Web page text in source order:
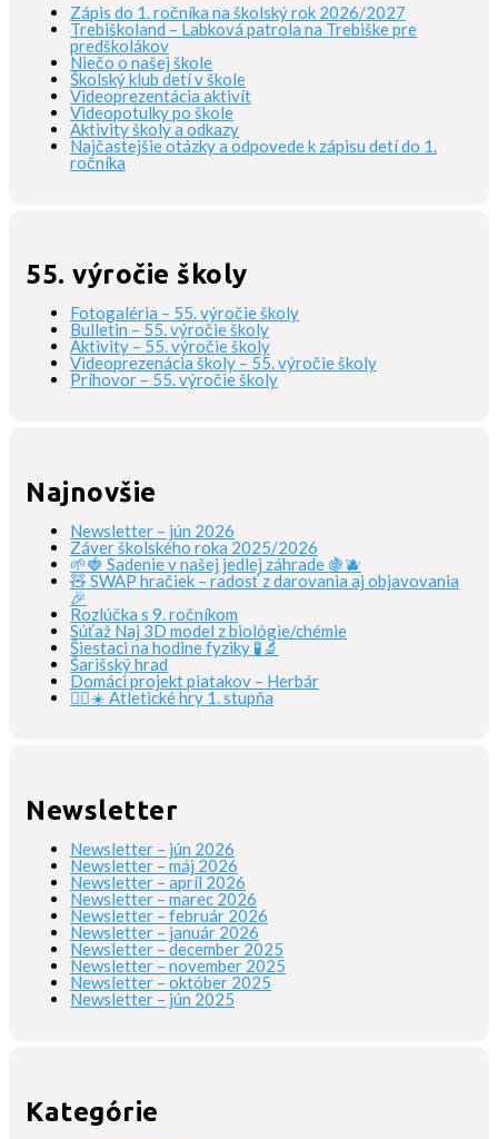
Zápis do 1. ročníka na školský rok 2026/2027
Trebiškoland – Labková patrola na Trebiške pre
predškolákov
Niečo o našej škole
Školský klub detí v škole
Videoprezentácia aktivít
Videopotulky po škole
Aktivity školy a odkazy
Najčastejšie otázky a odpovede k zápisu detí do 1.
ročníka
55. výročie školy
Fotogaléria – 55. výročie školy
Bulletin – 55. výročie školy
Aktivity – 55. výročie školy
Videoprezenácia školy – 55. výročie školy
Príhovor – 55. výročie školy
Najnovšie
Newsletter – jún 2026
Záver školského roka 2025/2026
🌱🍓 Sadenie v našej jedlej záhrade 🍇🫐
🧸 SWAP hračiek – radosť z darovania aj objavovania
🎉
Rozlúčka s 9. ročníkom
Súťaž Naj 3D model z biológie/chémie
Šiestaci na hodine fyziky 🧪🔬
Šarišský hrad
Domáci projekt piatakov – Herbár
🏃‍♀️☀️ Atletické hry 1. stupňa
Newsletter
Newsletter – jún 2026
Newsletter – máj 2026
Newsletter – apríl 2026
Newsletter – marec 2026
Newsletter – február 2026
Newsletter – január 2026
Newsletter – december 2025
Newsletter – november 2025
Newsletter – október 2025
Newsletter – jún 2025
Kategórie